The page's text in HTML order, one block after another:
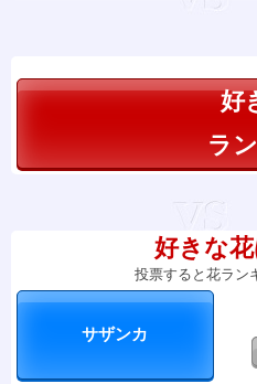
好
ラ
好きな
投票すると花ラン